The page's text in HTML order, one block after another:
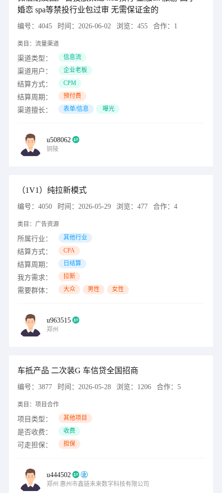
婚恋 spa等禁投行业包过审 无需保证金的
编号： 4045 时间： 2026-06-02 浏览： 455 合作： 1
类目： 流量渠道
渠道类型： 信息流
渠道用户： 企业老板
结算方式： CPM
结算周期： 预付费
渠道擅长： 表单/信息 曝光
u508062
铜陵
（1V1）纯拉新模式
编号： 4050 时间： 2026-05-29 浏览： 477 合作： 4
类目： 广告资源
所属行业： 其他行业
结算方式： CPA
结算周期： 日结算
我方需求： 拉新
需要群体： 大众 男性 女性
u963515
郑州
车抵产品 二次装G 车信贷全国招商
编号： 3877 时间： 2026-05-28 浏览： 1206 合作： 5
类目： 项目合作
项目类型： 其他项目
是否收费： 收费
可走担保： 担保
u444502
郑州 惠州市鑫链未来数字科技有限公司